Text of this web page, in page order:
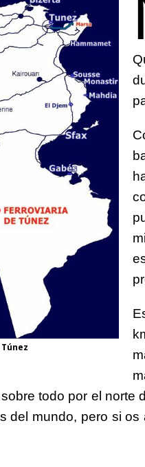
todo por el
del mundo, pero si